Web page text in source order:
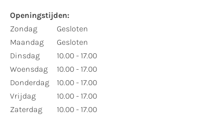
Openingstijden:
Zondag
Maandag
Dinsdag
Woensdag
Donderdag
Vrijdag
Zaterdag
Gesloten
Gesloten
10.00 - 17.00
10.00 - 17.00
10.00 - 17.00
10.00 - 17.00
10.00 - 17.00